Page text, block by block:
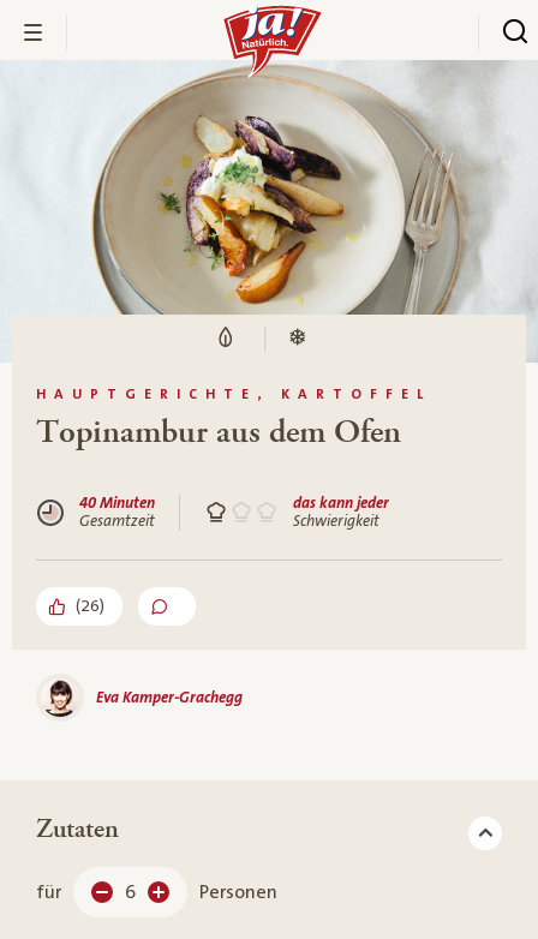
HAUPTGERICHTE, KARTOFFEL
Topinambur aus dem Ofen
40 Minuten
Gesamtzeit
das kann jeder
Schwierigkeit
(26)
Eva Kamper-Grachegg
Zutaten
für 6 Personen